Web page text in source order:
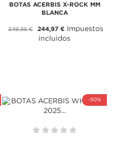
BOTAS ACERBIS X-ROCK MM
BLANCA
349,95 € 244,97 € Impuestos
incluidos
-50%